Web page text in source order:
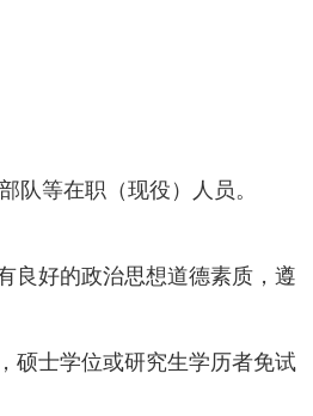
队等在职（现役）人员。
良好的政治思想道德素质，遵
硕士学位或研究生学历者免试